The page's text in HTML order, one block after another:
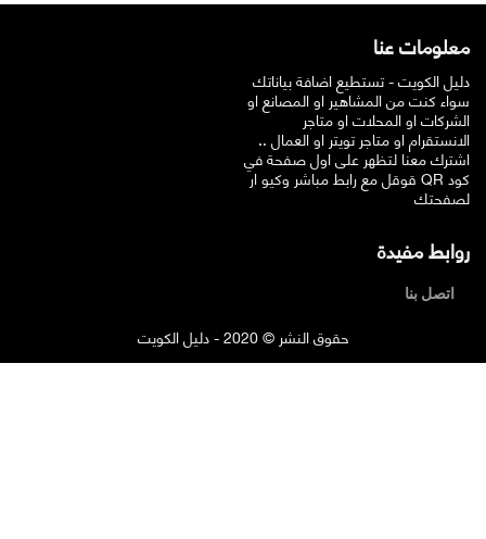
معلومات عنا
دليل الكويت - تستطيع اضافة بياناتك
سواء كنت من المشاهير او المصانع او
الشركات او المحلات او متاجر
الانستقرام او متاجر تويتر او العمال ..
اشترك معنا لتظهر على اول صفحة في
قوقل مع رابط مباشر وكيو ار QR كود
لصفحتك
روابط مفيدة
حقوق النشر © 2020 - دليل الكويت